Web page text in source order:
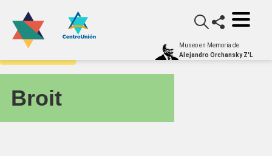
Museo en Memoria de
Alejandro Orchansky Z'L
yiddishometro
Broit